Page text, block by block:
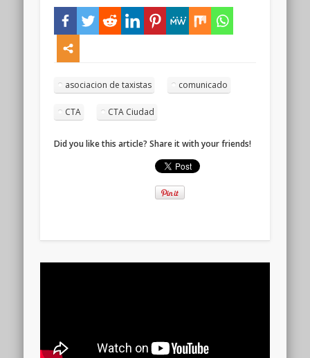
asociacion de taxistas comunicado
CTA CTA Ciudad
Did you like this article? Share it with your friends!